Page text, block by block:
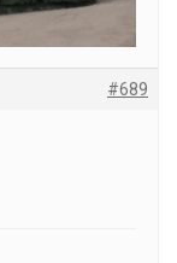
#689